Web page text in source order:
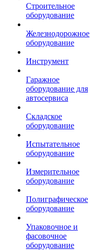
Строительное
оборудование
Железнодорожное
оборудование
Инструмент
Гаражное
оборудование для
автосервиса
Складское
оборудование
Испытательное
оборудование
Измерительное
оборудование
Полиграфическое
оборудование
Упаковочное и
фасовочное
оборудование